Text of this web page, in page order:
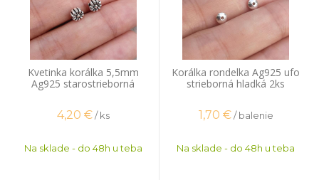
Kvetinka korálka 5,5mm
Ag925 starostrieborná
4,20 € / ks
Na sklade - do 48h u teba
Korálka rondelka Ag925 ufo
strieborná hladká 2ks
1,70 € / balenie
Na sklade - do 48h u teba